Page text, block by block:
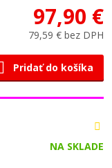
97,90 €
79,59 € bez DPH
Pridať do košíka
NA SKLADE